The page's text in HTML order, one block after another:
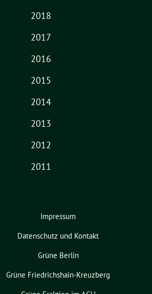
2018
2017
2016
2015
2014
2013
2012
2011
Impressum
Datenschutz und Kontakt
Grüne Berlin
Grüne Friedrichshain-Kreuzberg